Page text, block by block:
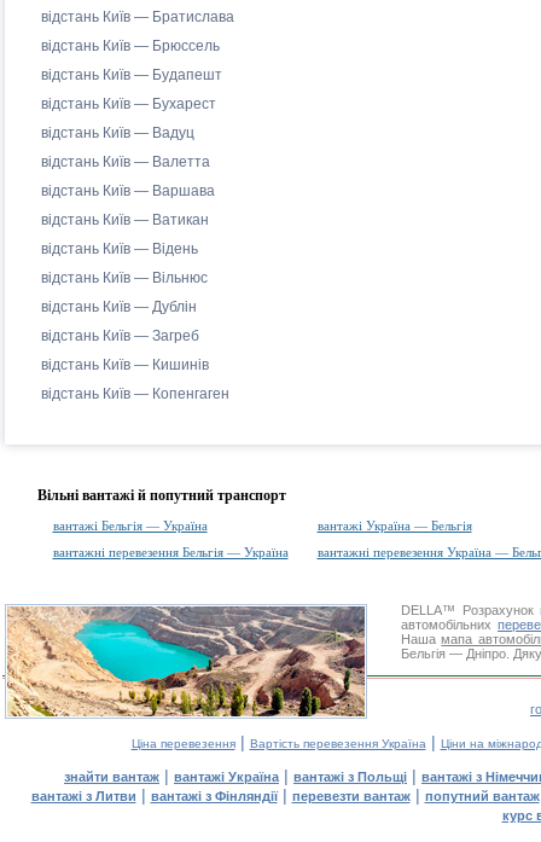
відстань Київ — Братислава
відстань Київ — Брюссель
відстань Київ — Будапешт
відстань Київ — Бухарест
відстань Київ — Вадуц
відстань Київ — Валетта
відстань Київ — Варшава
відстань Київ — Ватикан
відстань Київ — Відень
відстань Київ — Вільнюс
відстань Київ — Дублін
відстань Київ — Загреб
відстань Київ — Кишинів
відстань Київ — Копенгаген
Вільні вантажі й попутний транспорт
вантажі Бельгія — Україна
вантажі Україна — Бельгія
вантажні перевезення Бельгія — Україна
вантажні перевезення Україна —
DELLA™
Розрахунок
автомобільних
Нашамапа
Бельгія — Дніпро.
Ціна перевезення| Вартість перевезення Україна | Ціни на
знайти вантаж | вантажі Україна | вантажі з Польщі | вантажі з
вантажі з Литви | вантажі з Фінляндії| перевезти вантаж| попутний вантаж
курс